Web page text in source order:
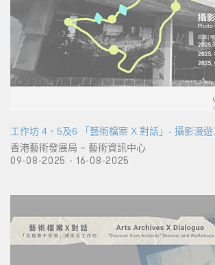
工作坊 4、5及6 「藝術檔案 X 對話」- 攝影漫
香港藝術發展局 – 藝術資訊中心
09-08-2025 - 16-08-2025